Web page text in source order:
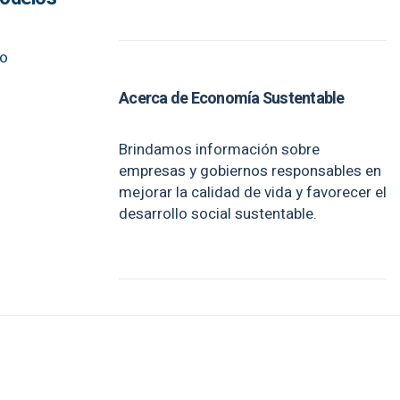
Acerca de Economía Sustentable
Brindamos información sobre
empresas y gobiernos responsables en
mejorar la calidad de vida y favorecer el
desarrollo social sustentable.